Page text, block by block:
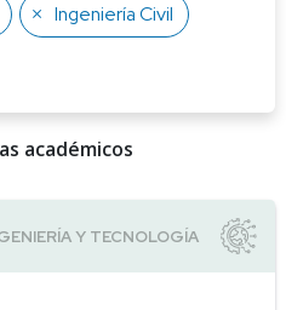
Ingeniería Civil
académicos